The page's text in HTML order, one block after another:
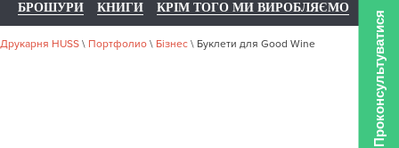
БРОШУРИ
КНИГИ КРІМ ТОГО МИ ВИРОБЛЯЄМО
Друкарня HUSS \ Портфолио \ Бізнес \ Буклети для Good Wine Проконсультуватися